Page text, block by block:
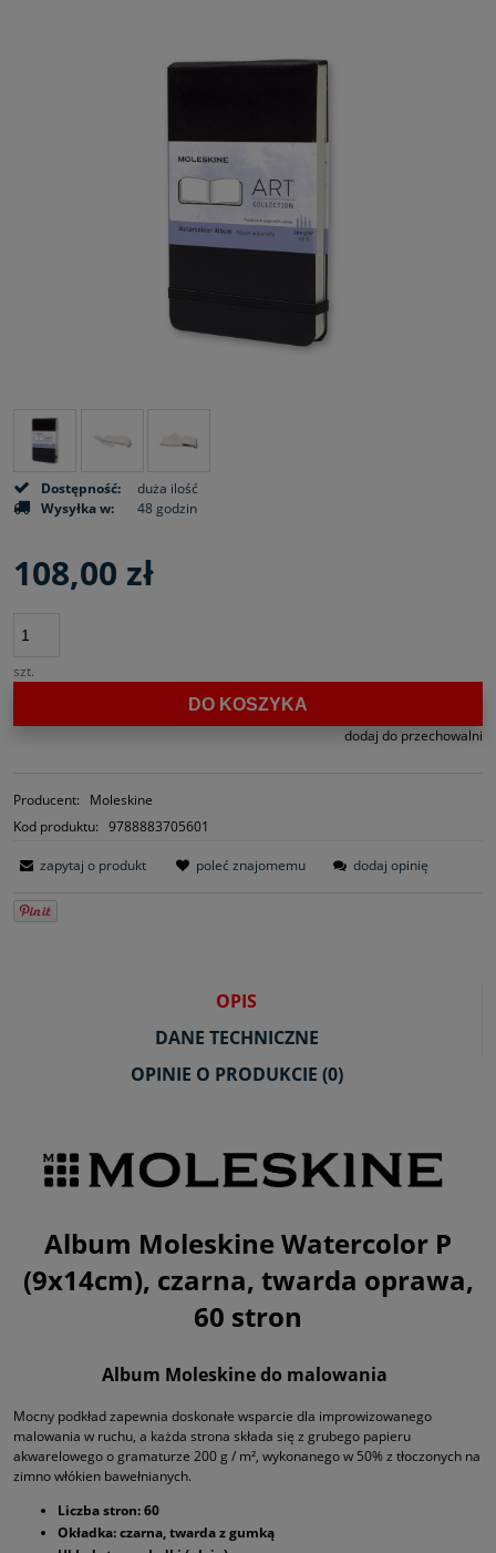
Dostępność:
duża ilość
Wysyłka w:
48 godzin
108,00 zł
szt.
DO KOSZYKA
dodaj do przechowalni
Producent:
Moleskine
Kod produktu: 9788883705601
zapytaj o produkt poleć znajomemu dodaj opinię
OPIS
DANE TECHNICZNE
OPINIE O PRODUKCIE (0)
Album Moleskine Watercolor P
(9x14cm), czarna, twarda oprawa,
60 stron
Album Moleskine do malowania
Mocny podkład zapewnia doskonałe wsparcie dla improwizowanego
malowania w ruchu, a każda strona składa się z grubego papieru
akwarelowego o gramaturze 200 g / m², wykonanego w 50% z tłoczonych na
zimno włókien bawełnianych.
Liczba stron: 60
Okładka: czarna, twarda z gumką